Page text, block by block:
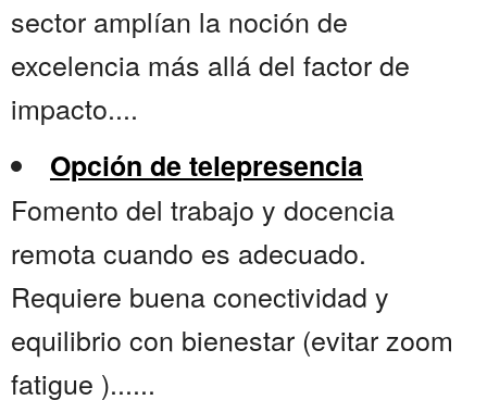
sector amplían la noción de
excelencia más allá del factor de
impacto....
Opción de telepresencia
Fomento del trabajo y docencia
remota cuando es adecuado.
Requiere buena conectividad y
equilibrio con bienestar (evitar zoom
fatigue )......